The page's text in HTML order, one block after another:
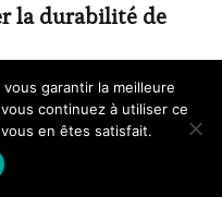
la durabilité de
dentaire,
et en
chez le
garantir la meilleure
continuez à utiliser ce
en êtes satisfait.